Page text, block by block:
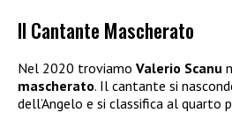
Il Cantante Mascherato
Nel 2020 troviamo Valerio Scanu
mascherato. Il cantante si
dell’Angelo e si classifica al quarto